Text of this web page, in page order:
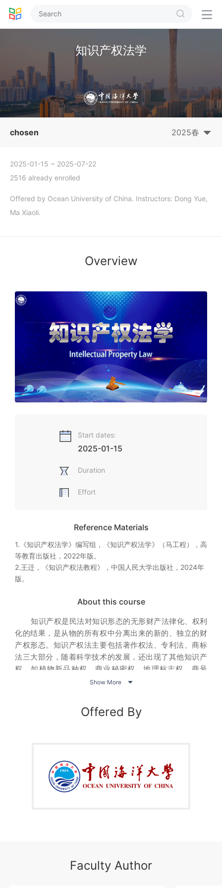
 
知识产权法学
chosen 2025春
2025-01-15 ~ 2025-07-22
2516 already enrolled
Offered by Ocean University of China. Instructors: Dong Yue,
Ma Xiaoli.
Overview
容，基本涵盖了著作权法、专利法和商标法的核心知识点。明
晰知识产权法学理论，洞悉知识产权法律实践，培养知识产权
法律意识，创新文化建设科技强国。知识产权法，一起学起
来！
Start dates:
2025-01-15
Duration
Effort
Reference Materials
1.《知识产权法学》编写组，《知识产权法学》（马工程），高
等教育出版社，2022年版。
2.王迁，《知识产权法教程》，中国人民大学出版社，2024年
版。
About this course
知识产权是民法对知识形态的无形财产法律化、权利
化的结果，是从物的所有权中分离出来的新的、独立的财
产权形态。知识产权法主要包括著作权法、专利法、商标
法三大部分，随着科学技术的发展，还出现了其他知识产
权，如植物新品种权、商业秘密权、地理标志权、商号
权、集成电路布图设计权等。
法的重要性日益凸显。世界正处于百年未有之大变局时
期，实施知识产权战略，创新文化与科技，保护知识产权
励创新活力推动构建新发展格局的重要讲话，提出要强化
知识产权全链条保护，提高知识产权保护工作的法治化水
平。知识产权法学课程的学习非常必要且重要。
课程吸收了2020年11月修改后的著作权法和专利法的
Show More 
Offered By
Faculty Author